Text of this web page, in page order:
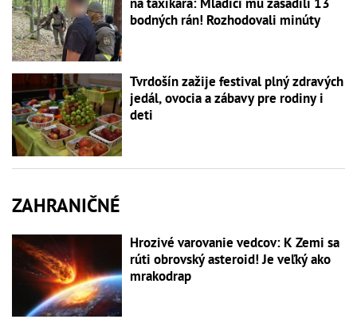
bodných rán! Rozhodovali minúty
Tvrdošín zažije festival plný zdravých
jedál, ovocia a zábavy pre rodiny i
deti
ZAHRANIČNÉ
Hrozivé varovanie vedcov: K Zemi sa
rúti obrovský asteroid! Je veľký ako
mrakodrap